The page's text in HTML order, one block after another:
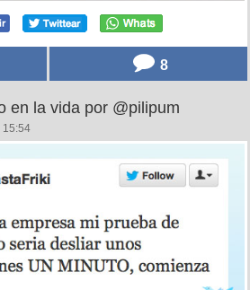
8
en la vida por @pilipum
15:54